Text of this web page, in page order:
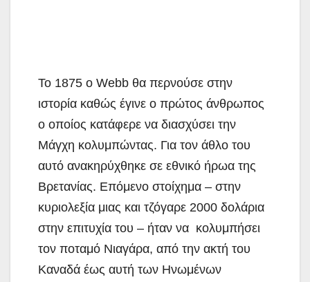
Το 1875 ο Webb θα περνούσε στην
ιστορία καθώς έγινε ο πρώτος άνθρωπος
ο οποίος κατάφερε να διασχύσει την
Μάγχη κολυμπώντας. Για τον άθλο του
αυτό ανακηρύχθηκε σε εθνικό ήρωα της
Βρετανίας. Επόμενο στοίχημα – στην
κυριολεξία μιας και τζόγαρε 2000 δολάρια
στην επιτυχία του – ήταν να κολυμπήσει
τον ποταμό Νιαγάρα, από την ακτή του
Καναδά έως αυτή των Ηνωμένων